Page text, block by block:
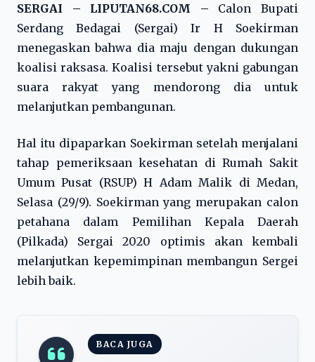
SERGAI – LIPUTAN68.COM – Calon Bupati
Serdang Bedagai (Sergai) Ir H Soekirman
menegaskan bahwa dia maju dengan dukungan
koalisi raksasa. Koalisi tersebut yakni gabungan
suara rakyat yang mendorong dia untuk
melanjutkan pembangunan.
Hal itu dipaparkan Soekirman setelah menjalani
tahap pemeriksaan kesehatan di Rumah Sakit
Umum Pusat (RSUP) H Adam Malik di Medan,
Selasa (29/9). Soekirman yang merupakan calon
petahana dalam Pemilihan Kepala Daerah
(Pilkada) Sergai 2020 optimis akan kembali
melanjutkan kepemimpinan membangun Sergei
lebih baik.
BACA JUGA